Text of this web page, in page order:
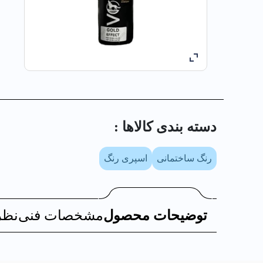
دسته بندی کالا‌ها :
رنگ ساختمانی اسپری رنگ
توضیحات محصولمشخصات فنی